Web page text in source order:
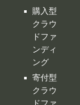
クラウ
ドファ
ンディ
ング
ふるさ
と納税
型クラ
ウドフ